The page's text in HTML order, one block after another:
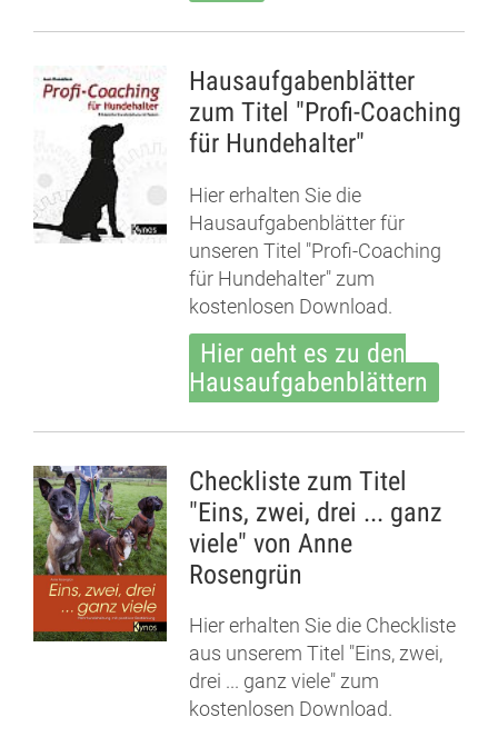
Hausaufgabenblätter
zum Titel "Profi-Coaching
für Hundehalter"
Hier erhalten Sie die
Hausaufgabenblätter für
unseren Titel "Profi-Coaching
für Hundehalter" zum
kostenlosen Download.
Hier geht es zu den
Hausaufgabenblättern
Checkliste zum Titel
"Eins, zwei, drei ... ganz
viele" von Anne
Rosengrün
Hier erhalten Sie die Checkliste
aus unserem Titel "Eins, zwei,
drei ... ganz viele" zum
kostenlosen Download.